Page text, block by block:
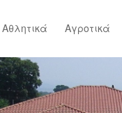
Αθλητικά Αγροτικά